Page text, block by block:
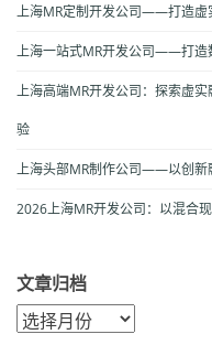
上海MR定制开发公司——打造虚
上海一站式MR开发公司——打造
上海高端MR开发公司：探索虚
验
上海头部MR制作公司——以创新
2026上海MR开发公司：以混合
文章归档
文
章